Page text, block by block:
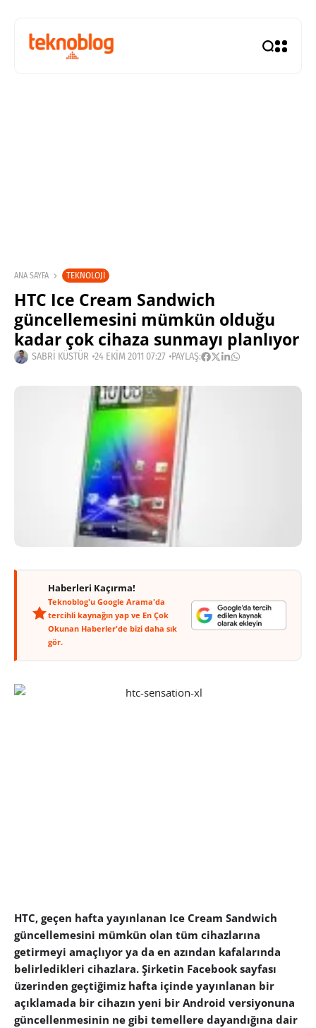
ANA SAYFA TEKNOLOJI
HTC Ice Cream Sandwich
güncellemesini mümkün olduğu
kadar çok cihaza sunmayı planlıyor
SABRI KÜSTÜR 24 EKIM 2011 07:27 PAYLAŞ:
Haberleri Kaçırma!
Teknoblog'u Google Arama'da
tercihli kaynağın yap ve En Çok
Okunan Haberler'de bizi daha sık
gör.
HTC, geçen hafta yayınlanan Ice Cream Sandwich
güncellemesini mümkün olan tüm cihazlarına
getirmeyi amaçlıyor ya da en azından kafalarında
belirledikleri cihazlara. Şirketin Facebook sayfası
üzerinden geçtiğimiz hafta içinde yayınlanan bir
açıklamada bir cihazın yeni bir Android versiyonuna
güncellenmesinin ne gibi temellere dayandığına dair